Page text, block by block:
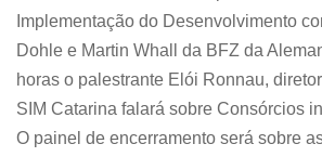
Implementação do Desenvolvimento
Dohle e Martin Whall da BFZ da
horas o palestrante Elói Ronnau,
SIM Catarina falará sobre Consórcios
O painel de encerramento será sobre